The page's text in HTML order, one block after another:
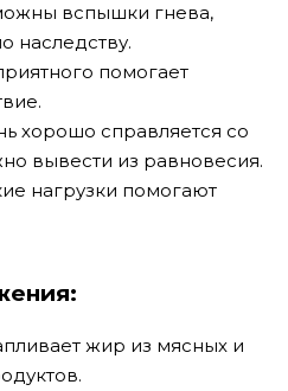
вспышки гнева,
наследству.
помогает
хорошо справляется со
вывести из равновесия.
нагрузки помогают
жир из мясных и